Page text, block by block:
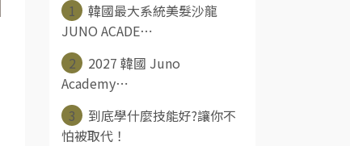
1
韓國最大系統美髮沙龍
JUNO ACADE⋯
2
2027 韓國 Juno
Academy⋯
3
到底學什麼技能好?讓你不
怕被取代！